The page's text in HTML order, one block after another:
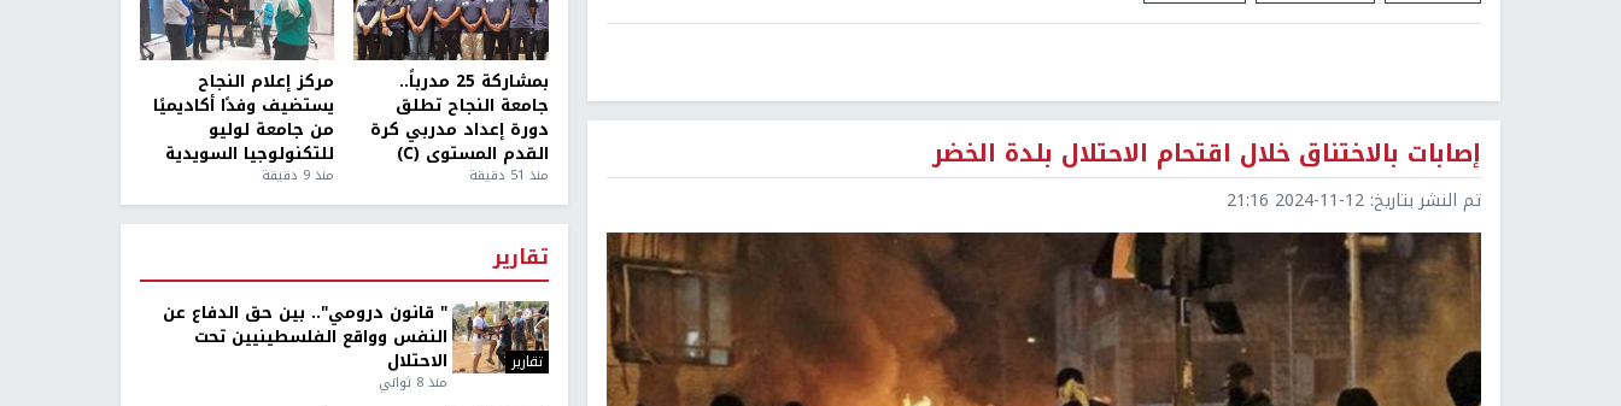
إصابات بالاختناق خلال اقتحام الاحتلال بلدة الخضر
تم النشر بتاريخ: 2024-11-12 21:16
بمشاركة 25 مدرباً..
جامعة النجاح تطلق
دورة إعداد مدربي كرة
القدم المستوى (C)
منذ 51 دقيقة
مركز إعلام النجاح
يستضيف وفدًا أكاديميًا
من جامعة لوليو
للتكنولوجيا السويدية
منذ 9 دقيقة
تقارير
تقارير
" قانون درومي".. بين حق الدفاع عن
النفس وواقع الفلسطينيين تحت
الاحتلال
منذ 8 ثواني